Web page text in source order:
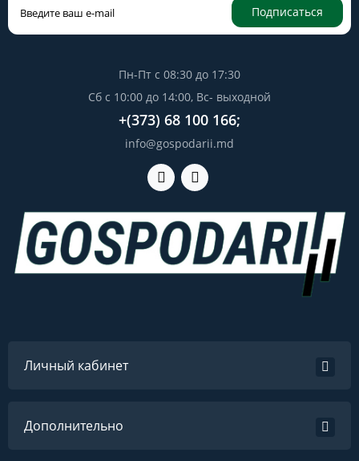
Подписаться
Пн-Пт с 08:30 до 17:30
Сб с 10:00 до 14:00, Вс- выходной
+(373) 68 100 166;
info@gospodarii.md
Личный кабинет
Дополнительно